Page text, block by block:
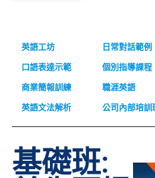
英語工坊 日常對話範例
口語表達示範 個別指導課程
商業簡報訓練 職涯英語
英語文法解析 公司內部培訓
基礎班: